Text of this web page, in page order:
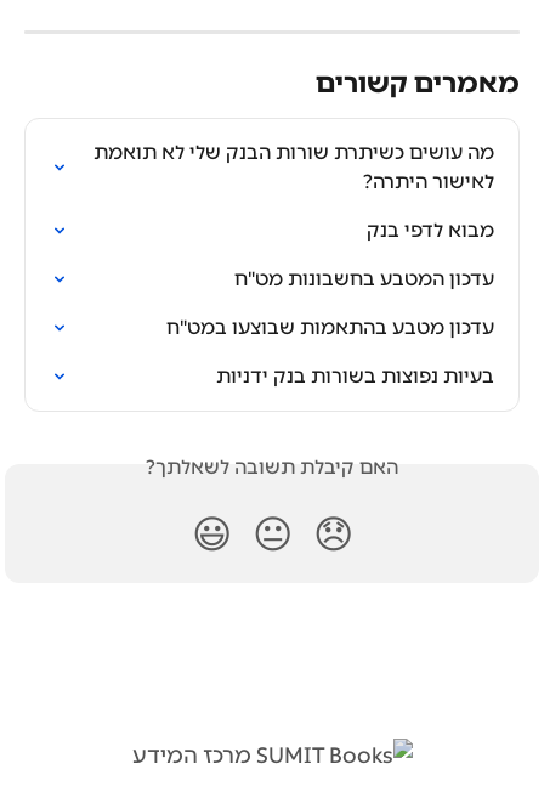
מאמרים קשורים
מה עושים כשיתרת שורות הבנק שלי לא תואמת
לאישור היתרה?
מבוא לדפי בנק
עדכון המטבע בחשבונות מט"ח
עדכון מטבע בהתאמות שבוצעו במט"ח
בעיות נפוצות בשורות בנק ידניות
האם קיבלת תשובה לשאלתך?
😞
😐
😃